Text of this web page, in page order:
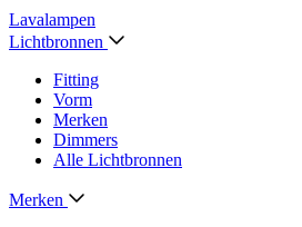
Lavalampen
Lichtbronnen
Fitting
Vorm
Merken
Dimmers
Alle Lichtbronnen
Merken